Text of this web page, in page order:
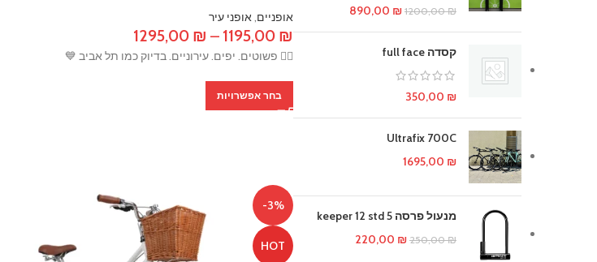
1200,00₪
המחיר
היה:
890,00 ₪
קסדה full face
350,00 ₪
Ultrafix 700C
1695,00 ₪
מנעול פרסה keeper 12 std 5
250,00₪
המחיר
220,00 ₪
אופניים,אופני עיר
1195,00 ₪
–
1295,00 ₪
מחירים:
🚴‍♀️ פשוטים. יפים. עירוניים. בדיוק כמו תל אביב 💙
בחר אפשרויות
-3%
HOT